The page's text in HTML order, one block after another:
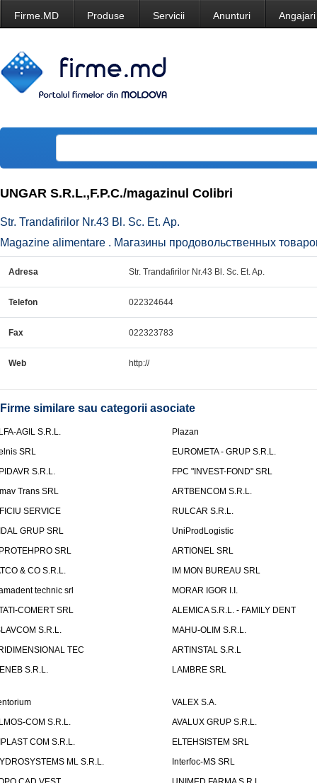
Firme.MD Produse Servicii Anunturi Angajari
UNGAR S.R.L.,F.P.C./magazinul Colibri
Str. Trandafirilor Nr.43 Bl. Sc. Et. Ap.
Magazine alimentare . Магазины продовольственных
Adresa Str. Trandafirilor Nr.43 Bl. Sc. Et. Ap.
Telefon 022324644
Fax 022323783
Web http://
Firme similare sau categorii asociate
AGIL S.R.L.
Plazan
SRL
EUROMETA - GRUP S.R.L.
S.R.L.
FPC "INVEST-FOND" SRL
Trans SRL
ARTBENCOM S.R.L.
SERVICE
RULCAR S.R.L.
GRUP SRL
UniProdLogistic
SRL
ARTIONEL SRL
& CO S.R.L.
IM MON BUREAU SRL
technic srl
MORAR IGOR I.I.
COMERT SRL
ALEMICA S.R.L. - FAMILY DENT
S.R.L.
MAHU-OLIM S.R.L.
TEC
ARTINSTAL S.R.L
S.R.L.
LAMBRE SRL
VALEX S.A.
COM S.R.L.
AVALUX GRUP S.R.L.
COM S.R.L.
ELTEHSISTEM SRL
ML S.R.L.
Interfoc-MS SRL